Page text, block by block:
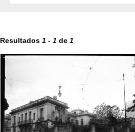
Resultados 1 - 1 de 1